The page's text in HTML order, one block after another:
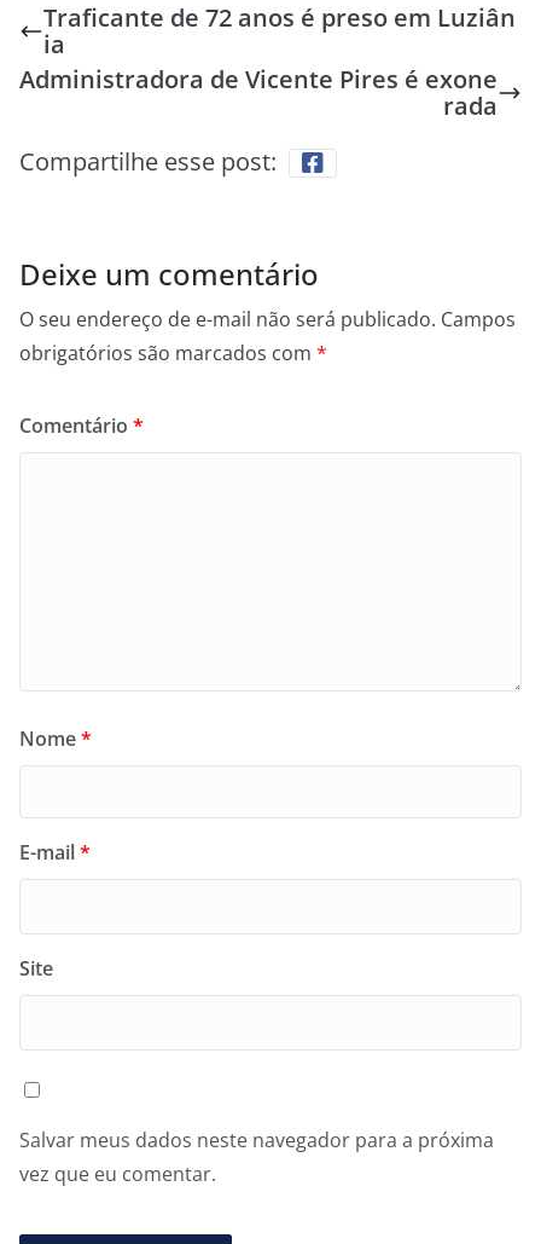
Traficante de 72 anos é preso em Luziân
ia
Administradora de Vicente Pires é exone
rada
Compartilhe esse post:
Deixe um comentário
O seu endereço de e-mail não será publicado. Campos
obrigatórios são marcados com *
Comentário *
Nome*
E-mail*
Site
Salvar meus dados neste navegador para a próxima
vez que eu comentar.